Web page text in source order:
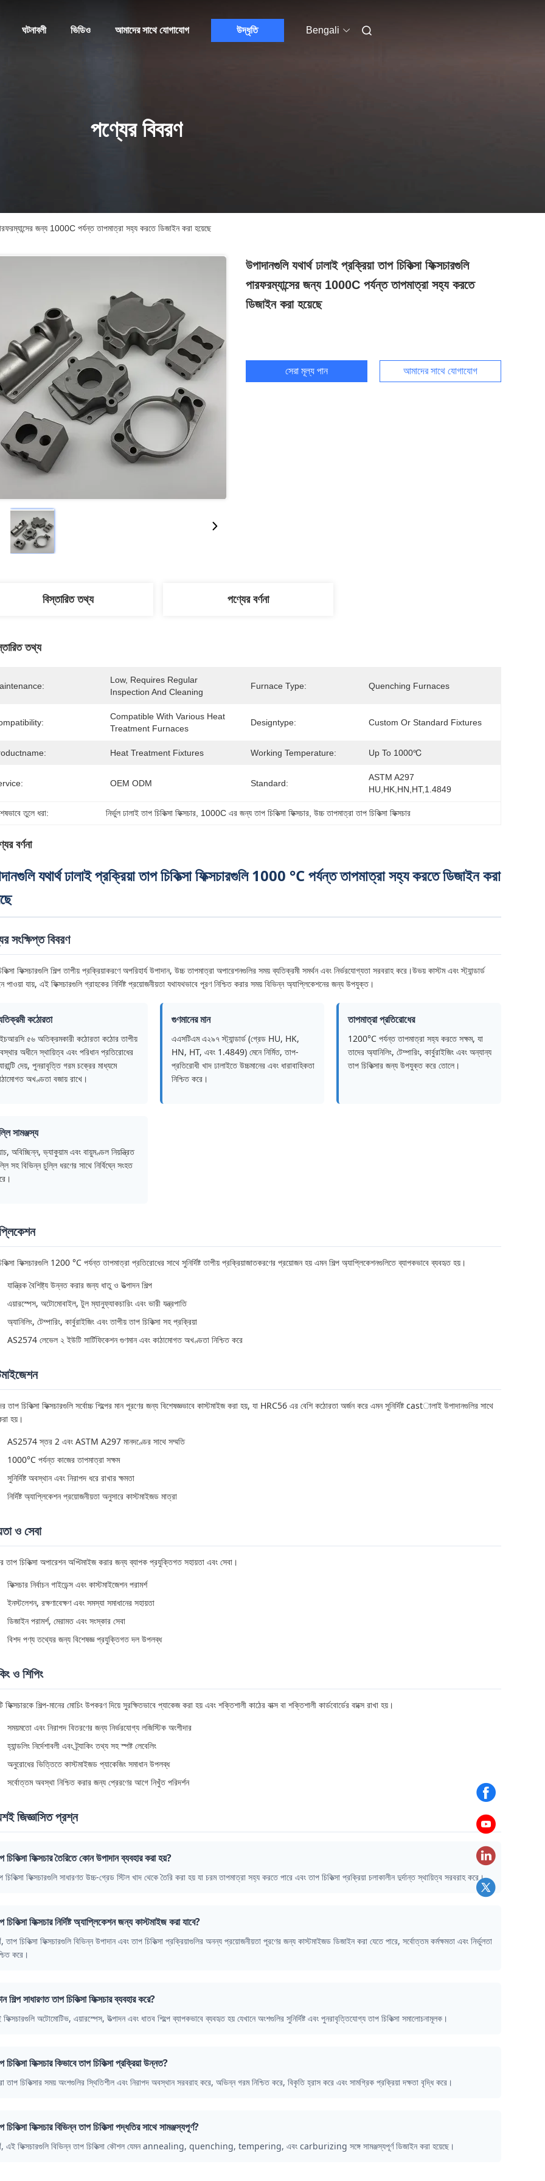
ঘটনাবলী ভিডিও আমাদের সাথে যোগাযোগ উদ্ধৃতি Bengali
পণ্যের বিবরণ
পারফরম্যান্সের জন্য 1000C পর্যন্ত তাপমাত্রা সহ্য করতে ডিজাইন করা হয়েছে
উপাদানগুলি যথার্থ ঢালাই প্রক্রিয়া তাপ চিকিত্সা ফিক্সচারগুলি
পারফরম্যান্সের জন্য 1000C পর্যন্ত তাপমাত্রা সহ্য করতে
ডিজাইন করা হয়েছে
সেরা মূল্য পান আমাদের সাথে যোগাযোগ
বিস্তারিত তথ্য পণ্যের বর্ণনা
তথ্য
Low, Requires Regular
Inspection And Cleaning
Furnace Type: Quenching Furnaces
Compatible With Various Heat
Treatment Furnaces
Designtype: Custom Or Standard Fixtures
Heat Treatment Fixtures Working Temperature: Up To 1000℃
OEM ODM Standard:
ASTM A297
HU,HK,HN,HT,1.4849
তুলে ধরা: নির্ভুল ঢালাই তাপ চিকিত্সা ফিক্সচার 1000C এর জন্য তাপ চিকিত্সা ফিক্সচার , উচ্চ তাপমাত্রা তাপ চিকিত্সা ফিক্সচার
বর্ণনা
যথার্থ ঢালাই প্রক্রিয়া তাপ চিকিত্সা ফিক্সচারগুলি 1000 °C পর্যন্ত তাপমাত্রা সহ্য করতে ডিজাইন করা
সংক্ষিপ্ত বিবরণ
ফিক্সচারগুলি শিল্প তাপীয় প্রক্রিয়াকরণে অপরিহার্য উপাদান, উচ্চ তাপমাত্রা অপারেশনগুলির সময় ব্যতিক্রমী সমর্থন এবং নির্ভরযোগ্যতা সরবরাহ করে।উভয় কাস্টম এবং স্ট্যান্ডার্ড
পাওয়া যায়, এই ফিক্সচারগুলি গ্রাহকের নির্দিষ্ট প্রয়োজনীয়তা যথাযথভাবে পূরণ নিশ্চিত করার সময় বিভিন্ন অ্যাপ্লিকেশনের জন্য উপযুক্ত।
কঠোরতা
৫৬ অতিক্রমকারী কঠোরতা কঠোর তাপীয়
অধীনে স্থায়িত্ব এবং পরিধান প্রতিরোধের
দেয়, পুনরাবৃত্তি গরম চক্রের মাধ্যমে
অখণ্ডতা বজায় রাখে।
গুণমানের মান
এএসটিএম এ২৯৭ স্ট্যান্ডার্ড (গ্রেড HU, HK,
HN, HT, এবং 1.4849) মেনে নির্মিত, তাপ-
প্রতিরোধী খাদ ঢালাইতে উচ্চমানের এবং ধারাবাহিকতা
নিশ্চিত করে।
তাপমাত্রা প্রতিরোধের
1200°C পর্যন্ত তাপমাত্রা সহ্য করতে সক্ষম, যা
তাদের অ্যানিলিং, টেম্পারিং, কার্বুরাইজিং এবং অন্যান্য
তাপ চিকিত্সার জন্য উপযুক্ত করে তোলে।
সামঞ্জস্য
অবিচ্ছিন্ন, ভ্যাকুয়াম এবং বায়ুমণ্ডল নিয়ন্ত্রিত
সহ বিভিন্ন চুল্লি ধরণের সাথে নির্বিঘ্নে সংহত
ফিক্সচারগুলি 1200 °C পর্যন্ত তাপমাত্রা প্রতিরোধের সাথে সুনির্দিষ্ট তাপীয় প্রক্রিয়াজাতকরণের প্রয়োজন হয় এমন শিল্প অ্যাপ্লিকেশনগুলিতে ব্যাপকভাবে ব্যবহৃত হয়।
যান্ত্রিক বৈশিষ্ট্য উন্নত করার জন্য ধাতু ও উত্পাদন শিল্প
এয়ারস্পেস, অটোমোবাইল, টুল ম্যানুফ্যাকচারিং এবং ভারী যন্ত্রপাতি
অ্যানিলিং, টেম্পারিং, কার্বুরাইজিং এবং তাপীয় তাপ চিকিত্সা সহ প্রক্রিয়া
AS2574 লেভেল ২ ইউটি সার্টিফিকেশন গুণমান এবং কাঠামোগত অখণ্ডতা নিশ্চিত করে
তাপ চিকিত্সা ফিক্সচারগুলি সর্বোচ্চ শিল্পের মান পূরণের জন্য বিশেষজ্ঞভাবে কাস্টমাইজ করা হয়, যা HRC56 এর বেশি কঠোরতা অর্জন করে এমন সুনির্দিষ্ট castালাই উপাদানগুলির সাথে
হয়।
AS2574 স্তর 2 এবং ASTM A297 মানদণ্ডের সাথে সম্মতি
1000°C পর্যন্ত কাজের তাপমাত্রা সক্ষম
সুনির্দিষ্ট অবস্থান এবং নিরাপদ ধরে রাখার ক্ষমতা
নির্দিষ্ট অ্যাপ্লিকেশন প্রয়োজনীয়তা অনুসারে কাস্টমাইজড মাত্রা
ও সেবা
তাপ চিকিত্সা অপারেশন অপ্টিমাইজ করার জন্য ব্যাপক প্রযুক্তিগত সহায়তা এবং সেবা।
ফিক্সচার নির্বাচন গাইডেন্স এবং কাস্টমাইজেশন পরামর্শ
ইনস্টলেশন, রক্ষণাবেক্ষণ এবং সমস্যা সমাধানের সহায়তা
ডিজাইন পরামর্শ, মেরামত এবং সংস্কার সেবা
বিশদ পণ্য তথ্যের জন্য বিশেষজ্ঞ প্রযুক্তিগত দল উপলব্ধ
ও শিপিং
ফিক্সচারকে শিল্প-মানের মোচিং উপকরণ দিয়ে সুরক্ষিতভাবে প্যাকেজ করা হয় এবং শক্তিশালী কাঠের বাক্স বা শক্তিশালী কার্ডবোর্ডের বাক্সে রাখা হয়।
সময়মতো এবং নিরাপদ বিতরণের জন্য নির্ভরযোগ্য লজিস্টিক অংশীদার
হ্যান্ডলিং নির্দেশাবলী এবং ট্র্যাকিং তথ্য সহ স্পষ্ট লেবেলিং
অনুরোধের ভিত্তিতে কাস্টমাইজড প্যাকেজিং সমাধান উপলব্ধ
সর্বোত্তম অবস্থা নিশ্চিত করার জন্য প্রেরণের আগে নিখুঁত পরিদর্শন
জিজ্ঞাসিত প্রশ্ন
চিকিত্সা ফিক্সচার তৈরিতে কোন উপাদান ব্যবহার করা হয়?
চিকিত্সা ফিক্সচারগুলি সাধারণত উচ্চ-গ্রেড স্টিল খাদ থেকে তৈরি করা হয় যা চরম তাপমাত্রা সহ্য করতে পারে এবং তাপ চিকিত্সা প্রক্রিয়া চলাকালীন দুর্দান্ত স্থায়িত্ব সরবরাহ করে।
চিকিত্সা ফিক্সচার নির্দিষ্ট অ্যাপ্লিকেশন জন্য কাস্টমাইজ করা যাবে?
তাপ চিকিত্সা ফিক্সচারগুলি বিভিন্ন উপাদান এবং তাপ চিকিত্সা প্রক্রিয়াগুলির অনন্য প্রয়োজনীয়তা পূরণের জন্য কাস্টমাইজড ডিজাইন করা যেতে পারে, সর্বোত্তম কর্মক্ষমতা এবং নির্ভুলতা
করে।
শিল্প সাধারণত তাপ চিকিত্সা ফিক্সচার ব্যবহার করে?
অটোমোটিভ, এয়ারস্পেস, উত্পাদন এবং ধাতব শিল্পে ব্যাপকভাবে ব্যবহৃত হয় যেখানে অংশগুলির সুনির্দিষ্ট এবং পুনরাবৃত্তিযোগ্য তাপ চিকিত্সা সমালোচনামূলক।
চিকিত্সা ফিক্সচার কিভাবে তাপ চিকিত্সা প্রক্রিয়া উন্নত?
তাপ চিকিত্সার সময় অংশগুলির স্থিতিশীল এবং নিরাপদ অবস্থান সরবরাহ করে, অভিন্ন গরম নিশ্চিত করে, বিকৃতি হ্রাস করে এবং সামগ্রিক প্রক্রিয়া দক্ষতা বৃদ্ধি করে।
চিকিত্সা ফিক্সচার বিভিন্ন তাপ চিকিত্সা পদ্ধতির সাথে সামঞ্জস্যপূর্ণ?
এই ফিক্সচারগুলি বিভিন্ন তাপ চিকিত্সা কৌশল যেমন annealing, quenching, tempering, এবং carburizing সঙ্গে সামঞ্জস্যপূর্ণ ডিজাইন করা হয়েছে।